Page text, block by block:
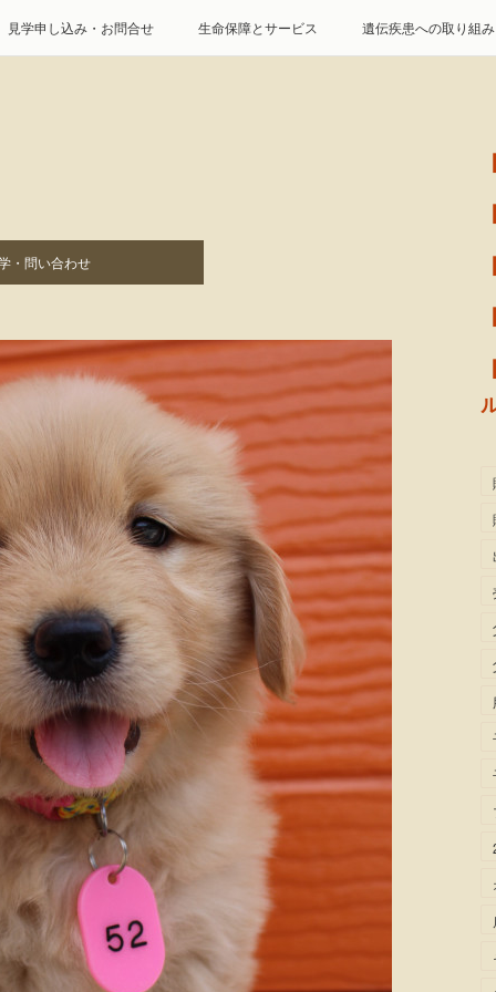
見学申し込み・お問合せ 生命保障とサービス 遺伝疾患への取り組み
・問い合わせ